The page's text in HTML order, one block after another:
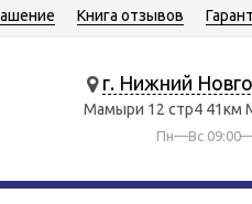
Книга отзывов
г. Нижний
Мамыри 12 стр4 41км
Пн—Вс